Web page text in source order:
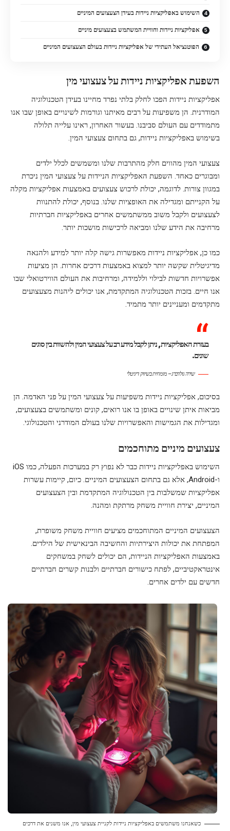
השימוש באפליקציות ניידות בעידן הצעצועים המיניים
אפליקציות ניידות וחוויית המשתמש בצעצועים מיניים
הפוטנציאל העתידי של אפליקציות ניידות בעולם הצעצועים המיניים
השפעת אפליקציות ניידות על צעצועי מין
אפליקציות ניידות הפכו לחלק בלתי נפרד מחיינו בעידן הטכנולוגיה
המודרנית. הן משפיעות על רבים מאיתנו וגורמות לשינויים באופן שבו אנו
מתמודדים עם העולם סביבנו. בעשור האחרון, ראינו עלייה תלולה
בשימוש באפליקציות ניידות, גם בתחום צעצועי המין.
צעצועי המין מהווים חלק מהתרבות שלנו ומשמשים לכלל ילדים
ומבוגרים כאחד. השפעת האפליקציות הניידות על צעצועי המין ניכרת
במגוון צורות. לדוגמה, יכולת לרכוש צעצועים באמצעות אפליקציות מקלה
על הקנייתם ומגדילה את האופציות שלנו. בנוסף, יכולת להתנוות
לצעצועים ולקבל משוב ממשתמשים אחרים באפליקציות חברתיות
מרחיבה את הידע שלנו ומביאה לרכישות מושכות יותר.
כמו כן, אפליקציות ניידות מאפשרות גישה קלה יותר למידע ולהנאה
מדיגיטלית שקשה יותר למצוא באמצעות דרכים אחרות. הן מציעות
אפשרויות חדשות לבילוי וללמידה, ומרחיבות את העולם הווירטואלי שבו
אנו חיים. בזכות הטכנולוגיה המתקדמת, אנו יכולים ליהנות מצעצועים
מתקדמים ומעניינים יותר מתמיד.
בעזרת האפליקציות, ניתן לקבל מידע רב על צעצועי המין ולהשוות בין סוגים
שונים.
שירה גולדברג – מומחית בשיווק דיגיטלי
בסיכום, אפליקציות ניידות משפיעות על צעצועי המין על פני האדמה. הן
מביאות איתן שינויים באופן בו אנו רואים, קונים ומשתמשים בצעצועים,
ומגדילות את הגמישות והאפשרויות שלנו בעולם המודרני והטכנולוגי.
צעצועים מיניים מתוחכמים
השימוש באפליקציות ניידות כבר לא נפוץ רק במערכות הפעלה, כמו iOS
ו-Android, אלא גם בתחום הצעצועים המיניים. כיום, קיימות עשרות
אפליקציות שמשלבות בין הטכנולוגיה המתקדמת ובין הצעצועים
המיניים, יצירת חוויית משחק מרתקת ומהנה.
הצעצועים המיניים המתוחכמים מציעים חוויית משחק משופרת,
המפתחת את יכולות היצירתיות והחשיבה הבינאישית של הילדים.
באמצעות האפליקציות הניידות, הם יכולים לשחק במשחקים
אינטראקטיביים, לפתח כישורים חברתיים ולבנות קשרים חברתיים
חדשים עם ילדים אחרים.
כשאנחנו משתמשים באפליקציות ניידות לקניית צעצועי מין, אנו משנים את דרכים